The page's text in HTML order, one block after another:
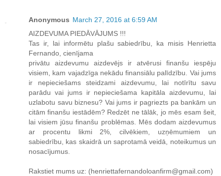
Anonymous March 27, 2016 at 6:59 AM
AIZDEVUMA PIEDĀVĀJUMS !!!
Tas ir, lai informētu plašu sabiedrību, ka misis Henrietta
Fernando, cienījama
privātu aizdevumu aizdevējs ir atvērusi finanšu iespēju
visiem, kam vajadzīga nekādu finansiālu palīdzību. Vai jums
ir nepieciešams steidzami aizdevumu, lai notīrītu savu
parādu vai jums ir nepieciešama kapitāla aizdevumu, lai
uzlabotu savu biznesu? Vai jums ir pagriezts pa bankām un
citām finanšu iestādēm? Redzēt ne tālāk, jo mēs esam šeit,
lai visiem jūsu finanšu problēmas. Mēs dodam aizdevumus
ar procentu likmi 2%, cilvēkiem, uzņēmumiem un
sabiedrību, kas skaidrā un saprotamā veidā, noteikumus un
nosacījumus.
Rakstiet mums uz: (henriettafernandoloanfirm@gmail.com)